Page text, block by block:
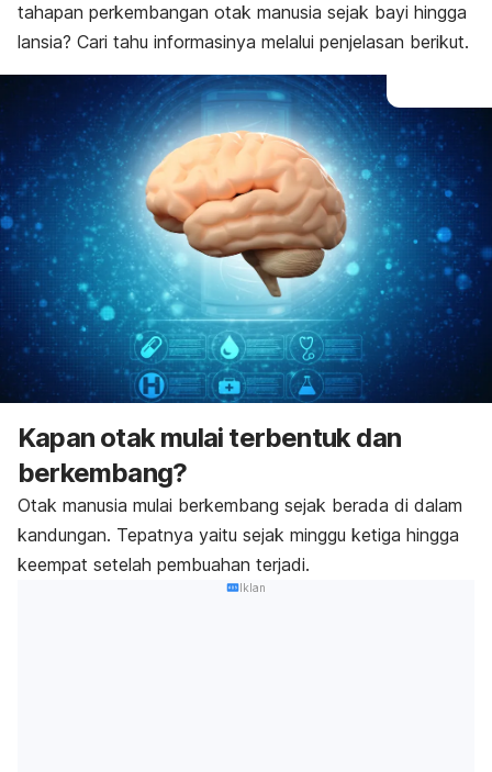
tahapan perkembangan otak manusia sejak bayi hingga
lansia? Cari tahu informasinya melalui penjelasan berikut.
Kapan otak mulai terbentuk dan
berkembang?
Otak manusia mulai berkembang sejak berada di dalam
kandungan. Tepatnya yaitu sejak minggu ketiga hingga
keempat setelah pembuahan terjadi.
Iklan